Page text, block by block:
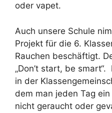
oder vapet.
Auch unsere Schule
Projekt für die 6.
Rauchen beschäftigt.
„Don’t start, be
in der
dem man jeden Tag
nicht geraucht oder